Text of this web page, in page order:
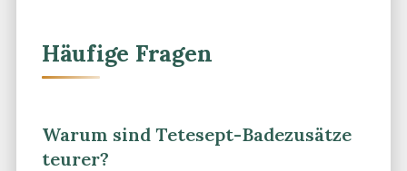
Häufige Fragen
Warum sind Tetesept-Badezusätze
teurer?